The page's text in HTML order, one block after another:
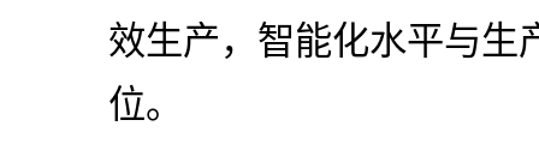
效生产，智能化水平与生
位。